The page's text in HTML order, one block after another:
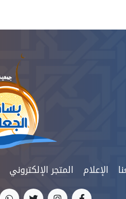
الإعلام المتجر الإلكتروني